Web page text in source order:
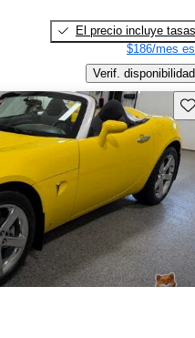
El precio incluye tasas
$186/mes
Verif. disponibilidad